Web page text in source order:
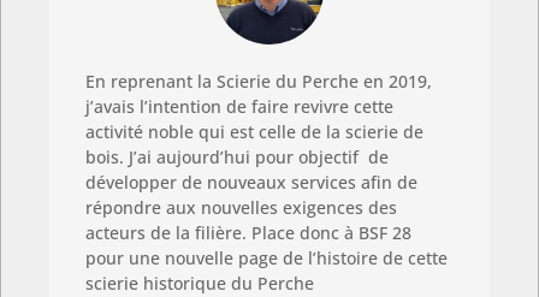
En reprenant la Scierie du Perche en 2019,
j’avais l’intention de faire revivre cette
activité noble qui est celle de la scierie de
bois. J’ai aujourd’hui pour objectif de
développer de nouveaux services afin de
répondre aux nouvelles exigences des
acteurs de la filière. Place donc à BSF 28
pour une nouvelle page de l’histoire de cette
scierie historique du Perche